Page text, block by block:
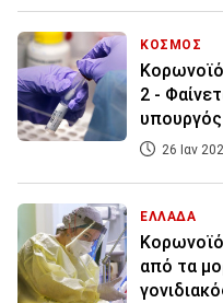
ΚΟΣΜΟΣ
2 -
υπουργός
26 Ιαν
ΕΛΛΑΔΑ
από τα